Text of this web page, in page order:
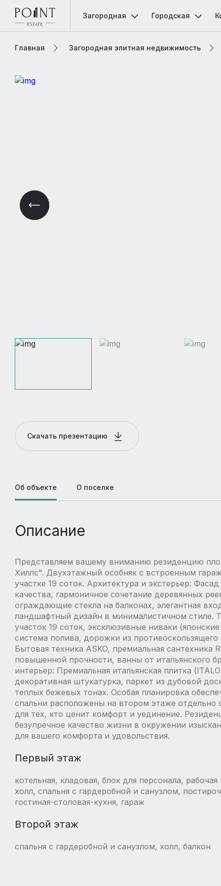
Загородная Городская
Главная Загородная элитная недвижимость
Скачать презентацию
Об объекте О поселке
Описание
Представляем вашему вниманию резиденцию
Хиллс". Двухэтажный особняк с встроенным
участке 19 соток. Архитектура и экстерьер:
качества, гармоничное сочетание деревянных
ограждающие стекла на балконах, элегантная
ландшафтный дизайн в минималистичном стиле.
участок 19 соток, эксклюзивные ниваки
система полива, дорожки из
Бытовая техника ASKO, премиальная
повышенной прочности, ванны от итальянского
интерьер: Премиальная итальянская плитка
декоративная штукатурка, паркет из дубовой
теплых бежевых тонах. Особая планировка
спальни расположены на втором этаже отдельно
для тех, кто ценит комфорт и уединение.
безупречное качество жизни в окружении
для вашего комфорта и удовольствия.
Первый этаж
котельная, кладовая, блок для персонала,
холл, спальня с гардеробной и санузлом,
гостиная-столовая-кухня, гараж
Второй этаж
спальня с гардеробной и санузлом, холл, балкон